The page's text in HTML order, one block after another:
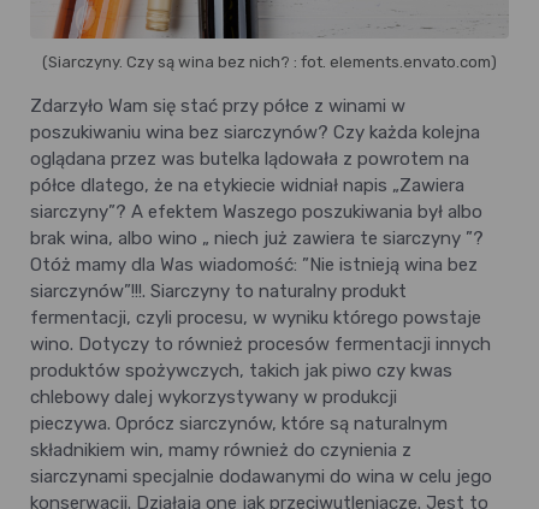
(Siarczyny. Czy są wina bez nich? : fot. elements.envato.com)
Zdarzyło Wam się stać przy półce z winami w
poszukiwaniu wina bez siarczynów? Czy każda kolejna
oglądana przez was butelka lądowała z powrotem na
półce dlatego, że na etykiecie widniał napis „Zawiera
siarczyny”? A efektem Waszego poszukiwania był albo
brak wina, albo wino „ niech już zawiera te siarczyny ”?
Otóż mamy dla Was wiadomość: ”Nie istnieją wina bez
siarczynów”!!!. Siarczyny to naturalny produkt
fermentacji, czyli procesu, w wyniku którego powstaje
wino. Dotyczy to również procesów fermentacji innych
produktów spożywczych, takich jak piwo czy kwas
chlebowy dalej wykorzystywany w produkcji
pieczywa. Oprócz siarczynów, które są naturalnym
składnikiem win, mamy również do czynienia z
siarczynami specjalnie dodawanymi do wina w celu jego
konserwacji. Działają one jak przeciwutleniacze. Jest to